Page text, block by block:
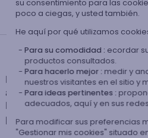
Personalizado
en Francia
Tiempos de entrega
La estimación de la fecha de recepción
articulo están indicados a continuación.
Las fechas estimadas a continuación
pago en tarjeta bancaria o PayPal.
su consentimiento para las
poco a ciegas, y usted también.
He aquí por qué utilizamos
Para su comodidad : ecordar
productos consultados.
Para hacerlo mejor : medir y
nuestros visitantes en el sitio y
Para ideas pertinentes :
adecuados, aquí y en sus
Para modificar sus preferencias
"Gestionar mis cookies" situado